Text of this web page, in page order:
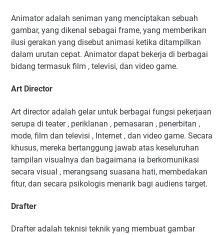
Animator adalah seniman yang menciptakan sebuah
gambar, yang dikenal sebagai frame, yang memberikan
ilusi gerakan yang disebut animasi ketika ditampilkan
dalam urutan cepat. Animator dapat bekerja di berbagai
bidang termasuk film , televisi, dan video game.
Art Director
Art director adalah gelar untuk berbagai fungsi pekerjaan
serupa di teater , periklanan , pemasaran , penerbitan ,
mode, film dan televisi , Internet , dan video game. Secara
khusus, mereka bertanggung jawab atas keseluruhan
tampilan visualnya dan bagaimana ia berkomunikasi
secara visual , merangsang suasana hati, membedakan
fitur, dan secara psikologis menarik bagi audiens target.
Drafter
Drafter adalah teknisi teknik yang membuat gambar